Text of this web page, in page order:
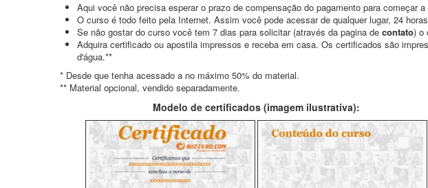
Aqui você não precisa esperar o prazo de compensação do pagamento para começar
O curso é todo feito pela Internet. Assim você pode acessar de qualquer lugar, 24
Se não gostar do curso você tem 7 dias para solicitar (através da pagina de contato) o
Adquira certificado ou apostila impressos e receba em casa. Os certificados são
d'água.**
* Desde que tenha acessado a no máximo 50% do material.
** Material opcional, vendido separadamente.
Modelo de certificados (imagem ilustrativa):